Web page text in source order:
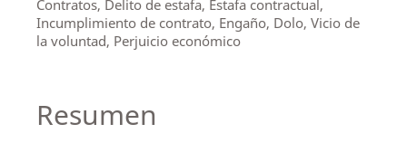
Contratos, Delito de estafa, Estafa contractual,
Incumplimiento de contrato, Engaño, Dolo, Vicio de
la voluntad, Perjuicio económico
Resumen